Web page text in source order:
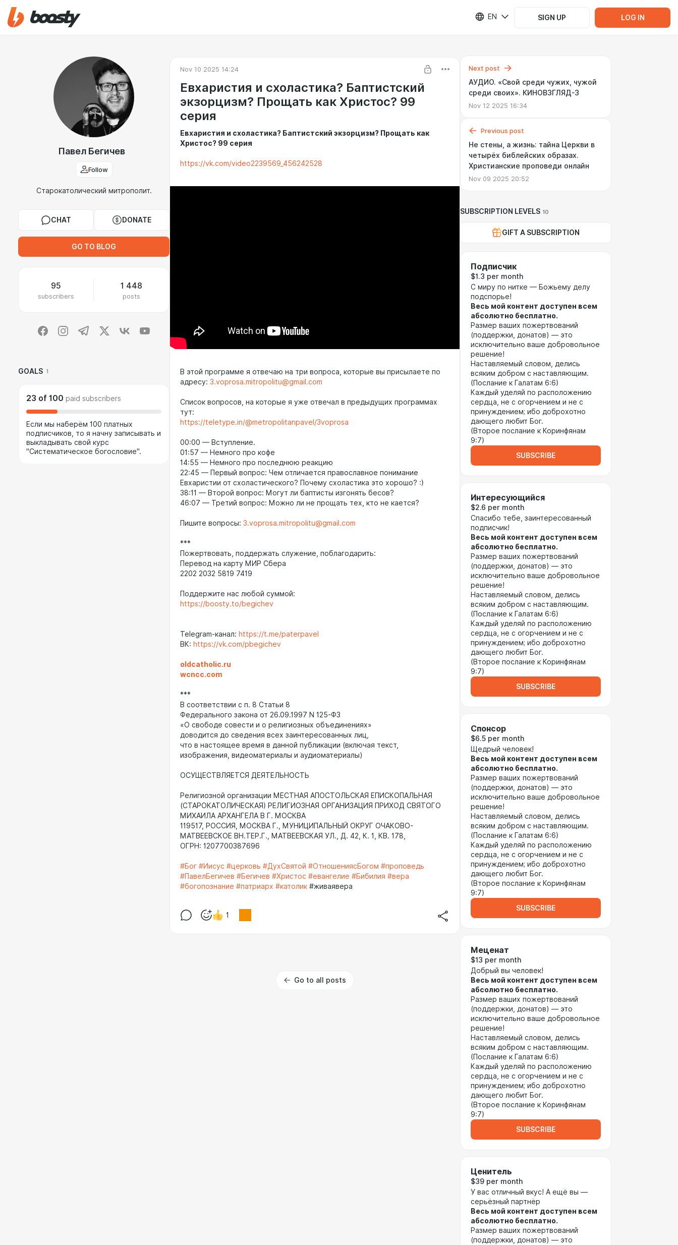
EN SIGN UP LOG IN
Павел Бегичев
Follow
Старокатолический митрополит.
CHAT DONATE
GO TO BLOG
95
subscribers
1 448
posts
GOALS 1
23 of 100 paid subscribers
Если мы наберём 100 платных
подписчиков, то я начну записывать и
выкладывать свой курс
"Систематическое богословие".
Nov 10 2025 14:24
Евхаристия и схоластика? Баптистский
экзорцизм? Прощать как Христос? 99
серия
Евхаристия и схоластика? Баптистский экзорцизм? Прощать как
Христос? 99 серия
https://vk.com/video2239569_456242528
В этой программе я отвечаю на три вопроса, которые вы присылаете по
адресу: 3.voprosa.mitropolitu@gmail.com
Список вопросов, на которые я уже отвечал в предыдущих программах
тут:
https://teletype.in/@metropolitanpavel/3voprosa
00:00 — Вступление.
01:57 — Немного про кофе
14:55 — Немного про последнюю реакцию
22:45 — Первый вопрос: Чем отличается православное понимание
Евхаристии от схоластического? Почему схоластика это хорошо? :)
38:11 — Второй вопрос: Могут ли баптисты изгонять бесов?
46:07 — Третий вопрос: Можно ли не прощать тех, кто не кается?
Пишите вопросы: 3.voprosa.mitropolitu@gmail.com
***
Пожертвовать, поддержать служение, поблагодарить:
Перевод на карту МИР Сбера
2202 2032 5819 7419
Поддержите нас любой суммой:
https://boosty.to/begichev
Telegram-канал: https://t.me/paterpavel
ВК: https://vk.com/pbegichev
oldcatholic.ru
wcncc.com
***
В соответствии с п. 8 Статьи 8
Федерального закона от 26.09.1997 N 125-ФЗ
«О свободе совести и о религиозных объединениях»
доводится до сведения всех заинтересованных лиц,
что в настоящее время в данной публикации (включая текст,
изображения, видеоматериалы и аудиоматериалы)
ОСУЩЕСТВЛЯЕТСЯ ДЕЯТЕЛЬНОСТЬ
Религиозной организации МЕСТНАЯ АПОСТОЛЬСКАЯ ЕПИСКОПАЛЬНАЯ
(СТАРОКАТОЛИЧЕСКАЯ) РЕЛИГИОЗНАЯ ОРГАНИЗАЦИЯ ПРИХОД СВЯТОГО
МИХАИЛА АРХАНГЕЛА В Г. МОСКВА
119517, РОССИЯ, МОСКВА Г., МУНИЦИПАЛЬНЫЙ ОКРУГ ОЧАКОВО-
МАТВЕЕВСКОЕ ВН.ТЕР.Г., МАТВЕЕВСКАЯ УЛ., Д. 42, К. 1, КВ. 178,
ОГРН: 1207700387696
#Бог #Иисус #церковь #ДухСвятой #ОтношениясБогом #проповедь
#ПавелБегичев #Бегичев #Христос #евангелие #Бибилия #вера
#богопознание #патриарх #католик #живаявера
1
Go to all posts
Next post
АУДИО. «Свой среди чужих, чужой
среди своих». КИНОВЗГЛЯД-3
Nov 12 2025 16:34
Previous post
Не стены, а жизнь: тайна Церкви в
четырёх библейских образах.
Христианские проповеди онлайн
Nov 09 2025 20:52
SUBSCRIPTION LEVELS 10
GIFT A SUBSCRIPTION
Подписчик
$1.3 per month
С миру по нитке — Божьему делу
подспорье!
Весь мой контент доступен всем
абсолютно бесплатно.
Размер ваших пожертвований
(поддержки, донатов) — это
исключительно ваше добровольное
решение!
Наставляемый словом, делись
всяким добром с наставляющим.
(Послание к Галатам 6:6)
Каждый уделяй по расположению
сердца, не с огорчением и не с
принуждением; ибо доброхотно
дающего любит Бог.
(Второе послание к Коринфянам
9:7)
SUBSCRIBE
Интересующийся
$2.6 per month
Спасибо тебе, заинтересованный
подписчик!
Весь мой контент доступен всем
абсолютно бесплатно.
Размер ваших пожертвований
(поддержки, донатов) — это
исключительно ваше добровольное
решение!
Наставляемый словом, делись
всяким добром с наставляющим.
(Послание к Галатам 6:6)
Каждый уделяй по расположению
сердца, не с огорчением и не с
принуждением; ибо доброхотно
дающего любит Бог.
(Второе послание к Коринфянам
9:7)
SUBSCRIBE
Спонсор
$6.5 per month
Щедрый человек!
Весь мой контент доступен всем
абсолютно бесплатно.
Размер ваших пожертвований
(поддержки, донатов) — это
исключительно ваше добровольное
решение!
Наставляемый словом, делись
всяким добром с наставляющим.
(Послание к Галатам 6:6)
Каждый уделяй по расположению
сердца, не с огорчением и не с
принуждением; ибо доброхотно
дающего любит Бог.
(Второе послание к Коринфянам
9:7)
SUBSCRIBE
Меценат
$13 per month
Добрый вы человек!
Весь мой контент доступен всем
абсолютно бесплатно.
Размер ваших пожертвований
(поддержки, донатов) — это
исключительно ваше добровольное
решение!
Наставляемый словом, делись
всяким добром с наставляющим.
(Послание к Галатам 6:6)
Каждый уделяй по расположению
сердца, не с огорчением и не с
принуждением; ибо доброхотно
дающего любит Бог.
(Второе послание к Коринфянам
9:7)
SUBSCRIBE
Ценитель
$39 per month
У вас отличный вкус! А ещё вы —
серьёзный партнёр
Весь мой контент доступен всем
абсолютно бесплатно.
Размер ваших пожертвований
(поддержки, донатов) — это